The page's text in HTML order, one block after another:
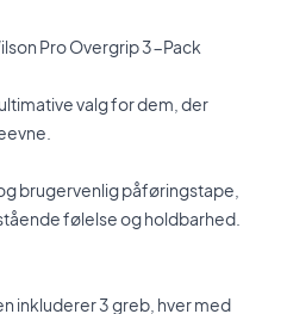
Pro Overgrip 3-Pack
valg for dem, der
brugervenlig påføringstape,
følelse og holdbarhed.
inkluderer 3 greb, hver med